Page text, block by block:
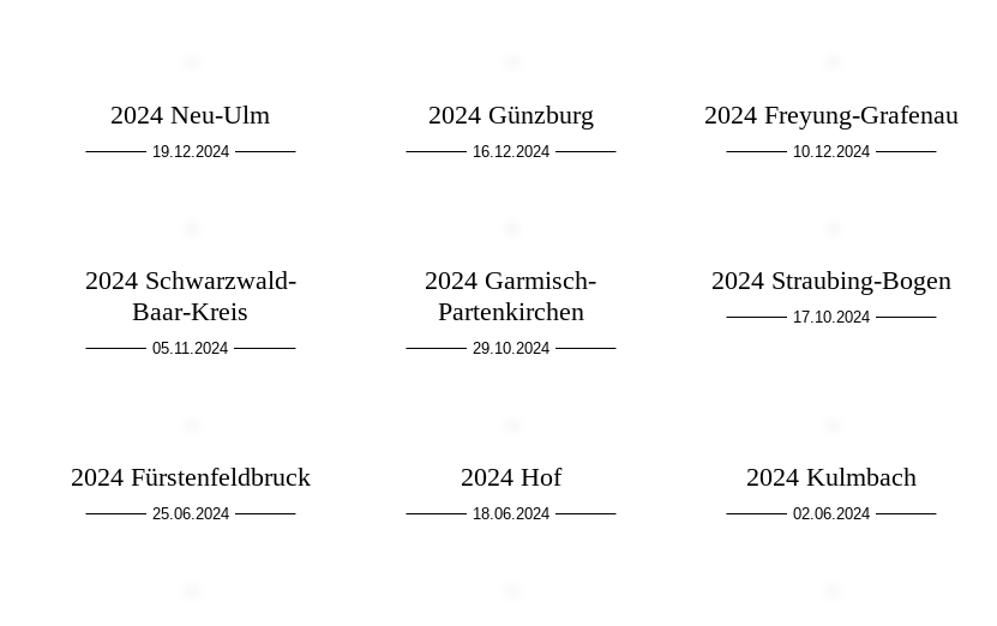
2024 Neu-Ulm
19.12.2024
2024 Günzburg
16.12.2024
2024 Freyung-Grafenau
10.12.2024
2024 Schwarzwald-
Baar-Kreis
05.11.2024
2024 Garmisch-
Partenkirchen
29.10.2024
2024 Straubing-Bogen
17.10.2024
2024 Fürstenfeldbruck
25.06.2024
2024 Hof
18.06.2024
2024 Kulmbach
02.06.2024